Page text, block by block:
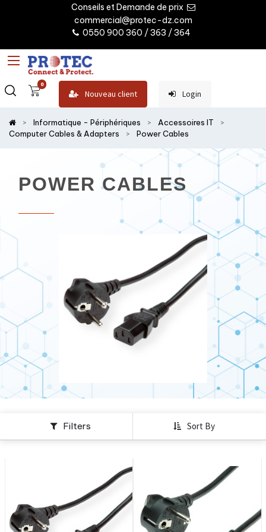
Conseils et Demande de prix
commercial@protec-dz.com
0550 900 360 / 363 / 364
0
Nouveau client Login
Informatique - Périphériques
Accessoires IT
Computer Cables & Adapters
Power Cables
POWER CABLES
Filters Sort By